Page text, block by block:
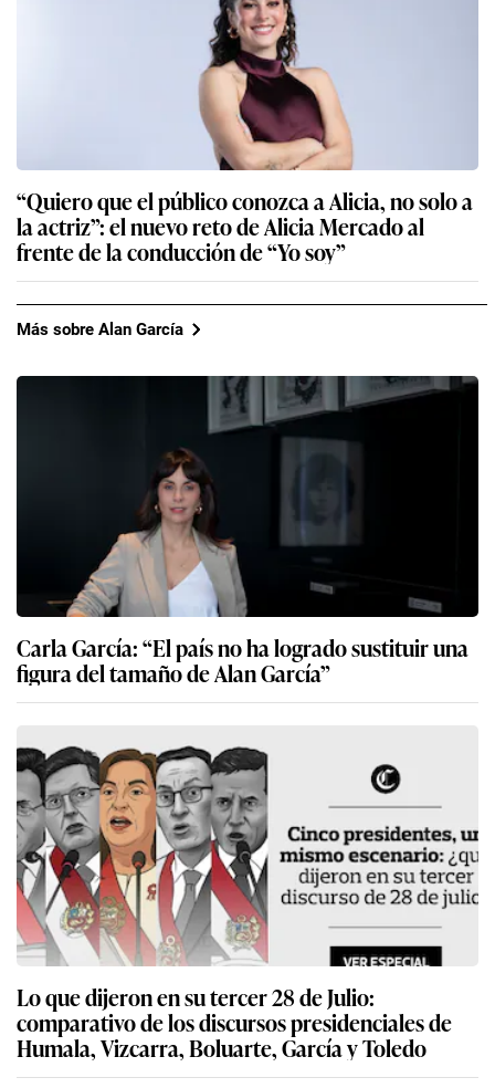
“Quiero que el público conozca a Alicia, no solo a
la actriz”: el nuevo reto de Alicia Mercado al
frente de la conducción de “Yo soy”
Más sobre Alan García
Carla García: “El país no ha logrado sustituir una
figura del tamaño de Alan García”
Lo que dijeron en su tercer 28 de Julio:
comparativo de los discursos presidenciales de
Humala, Vizcarra, Boluarte, García y Toledo